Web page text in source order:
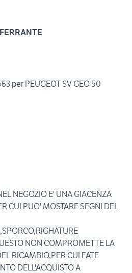
per PEUGEOT SV GEO 50
NEGOZIO E' UNA GIACENZA
CUI PUO' MOSTARE SEGNI DEL
NON COMPROMETTE LA
RICAMBIO,PER CUI FATE
DELL'ACQUISTO A